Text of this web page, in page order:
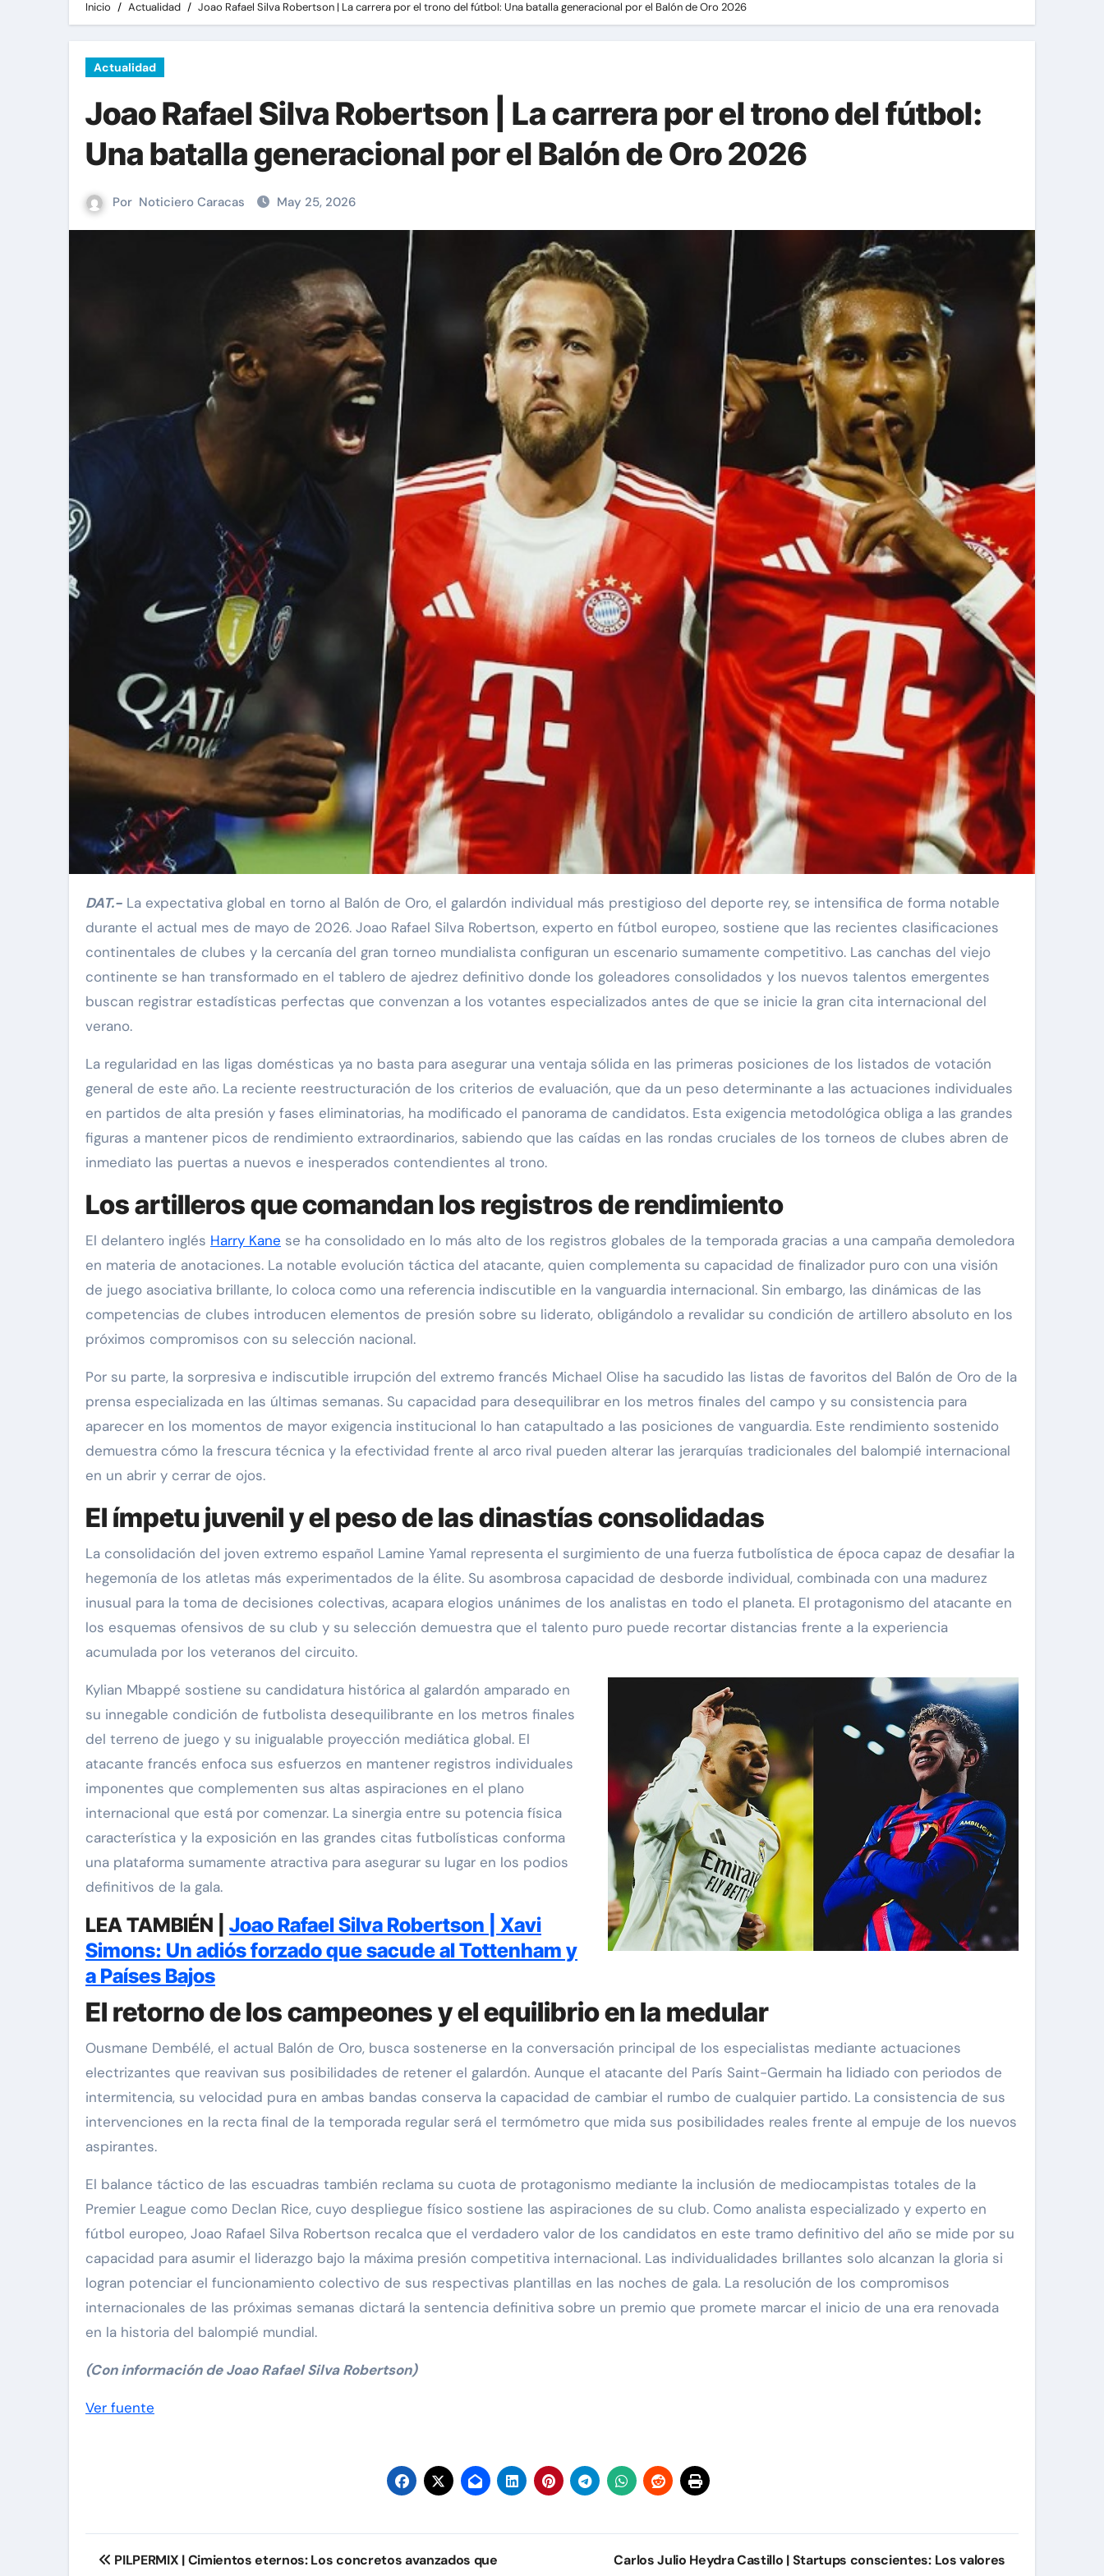
Inicio Actualidad Joao Rafael Silva Robertson | La carrera por el trono del fútbol: Una batalla generacional por el Balón de Oro 2026
Actualidad
Joao Rafael Silva Robertson | La carrera por el trono del fútbol:
Una batalla generacional por el Balón de Oro 2026
Por Noticiero Caracas May 25, 2026
DAT.- La expectativa global en torno al Balón de Oro, el galardón individual más prestigioso del deporte rey, se intensifica de forma notable
durante el actual mes de mayo de 2026. Joao Rafael Silva Robertson, experto en fútbol europeo, sostiene que las recientes clasificaciones
continentales de clubes y la cercanía del gran torneo mundialista configuran un escenario sumamente competitivo. Las canchas del viejo
continente se han transformado en el tablero de ajedrez definitivo donde los goleadores consolidados y los nuevos talentos emergentes
buscan registrar estadísticas perfectas que convenzan a los votantes especializados antes de que se inicie la gran cita internacional del
verano.
La regularidad en las ligas domésticas ya no basta para asegurar una ventaja sólida en las primeras posiciones de los listados de votación
general de este año. La reciente reestructuración de los criterios de evaluación, que da un peso determinante a las actuaciones individuales
en partidos de alta presión y fases eliminatorias, ha modificado el panorama de candidatos. Esta exigencia metodológica obliga a las grandes
figuras a mantener picos de rendimiento extraordinarios, sabiendo que las caídas en las rondas cruciales de los torneos de clubes abren de
inmediato las puertas a nuevos e inesperados contendientes al trono.
Los artilleros que comandan los registros de rendimiento
El delantero inglés Harry Kane se ha consolidado en lo más alto de los registros globales de la temporada gracias a una campaña demoledora
en materia de anotaciones. La notable evolución táctica del atacante, quien complementa su capacidad de finalizador puro con una visión
de juego asociativa brillante, lo coloca como una referencia indiscutible en la vanguardia internacional. Sin embargo, las dinámicas de las
competencias de clubes introducen elementos de presión sobre su liderato, obligándolo a revalidar su condición de artillero absoluto en los
próximos compromisos con su selección nacional.
Por su parte, la sorpresiva e indiscutible irrupción del extremo francés Michael Olise ha sacudido las listas de favoritos del Balón de Oro de la
prensa especializada en las últimas semanas. Su capacidad para desequilibrar en los metros finales del campo y su consistencia para
aparecer en los momentos de mayor exigencia institucional lo han catapultado a las posiciones de vanguardia. Este rendimiento sostenido
demuestra cómo la frescura técnica y la efectividad frente al arco rival pueden alterar las jerarquías tradicionales del balompié internacional
en un abrir y cerrar de ojos.
El ímpetu juvenil y el peso de las dinastías consolidadas
La consolidación del joven extremo español Lamine Yamal representa el surgimiento de una fuerza futbolística de época capaz de desafiar la
hegemonía de los atletas más experimentados de la élite. Su asombrosa capacidad de desborde individual, combinada con una madurez
inusual para la toma de decisiones colectivas, acapara elogios unánimes de los analistas en todo el planeta. El protagonismo del atacante en
los esquemas ofensivos de su club y su selección demuestra que el talento puro puede recortar distancias frente a la experiencia
acumulada por los veteranos del circuito.
Kylian Mbappé sostiene su candidatura histórica al galardón amparado en
su innegable condición de futbolista desequilibrante en los metros finales
del terreno de juego y su inigualable proyección mediática global. El
atacante francés enfoca sus esfuerzos en mantener registros individuales
imponentes que complementen sus altas aspiraciones en el plano
internacional que está por comenzar. La sinergia entre su potencia física
característica y la exposición en las grandes citas futbolísticas conforma
una plataforma sumamente atractiva para asegurar su lugar en los podios
definitivos de la gala.
LEA TAMBIÉN | Joao Rafael Silva Robertson | Xavi
Simons: Un adiós forzado que sacude al Tottenham y
a Países Bajos
El retorno de los campeones y el equilibrio en la medular
Ousmane Dembélé, el actual Balón de Oro, busca sostenerse en la conversación principal de los especialistas mediante actuaciones
electrizantes que reavivan sus posibilidades de retener el galardón. Aunque el atacante del París Saint-Germain ha lidiado con periodos de
intermitencia, su velocidad pura en ambas bandas conserva la capacidad de cambiar el rumbo de cualquier partido. La consistencia de sus
intervenciones en la recta final de la temporada regular será el termómetro que mida sus posibilidades reales frente al empuje de los nuevos
aspirantes.
El balance táctico de las escuadras también reclama su cuota de protagonismo mediante la inclusión de mediocampistas totales de la
Premier League como Declan Rice, cuyo despliegue físico sostiene las aspiraciones de su club. Como analista especializado y experto en
fútbol europeo, Joao Rafael Silva Robertson recalca que el verdadero valor de los candidatos en este tramo definitivo del año se mide por su
capacidad para asumir el liderazgo bajo la máxima presión competitiva internacional. Las individualidades brillantes solo alcanzan la gloria si
logran potenciar el funcionamiento colectivo de sus respectivas plantillas en las noches de gala. La resolución de los compromisos
internacionales de las próximas semanas dictará la sentencia definitiva sobre un premio que promete marcar el inicio de una era renovada
en la historia del balompié mundial.
(Con información de Joao Rafael Silva Robertson)
Navegación
Ver fuente
Navegación
PILPERMIX | Cimientos eternos: Los concretos avanzados que Carlos Julio Heydra Castillo | Startups conscientes: Los valores